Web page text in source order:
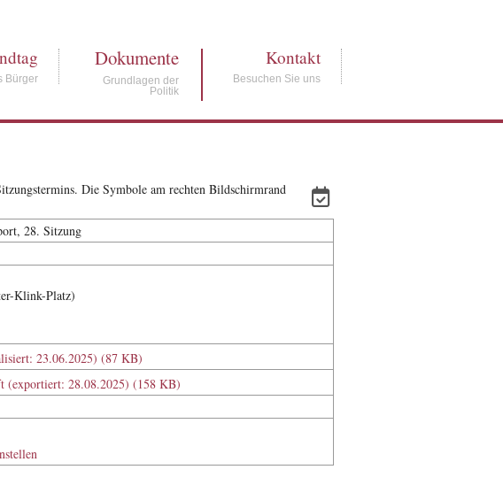
Bürger
Dokumente
Grundlagen der
Politik
Kontakt
Besuchen Sie uns
Die Symbole am rechten Bildschirmrand
28. Sitzung
Klink-Platz)
23.06.2025) (87 KB)
(exportiert: 28.08.2025) (158 KB)